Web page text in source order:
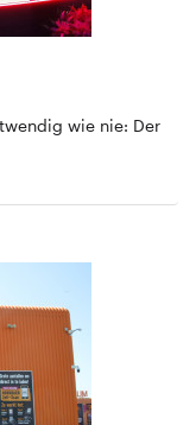
wie nie: Der